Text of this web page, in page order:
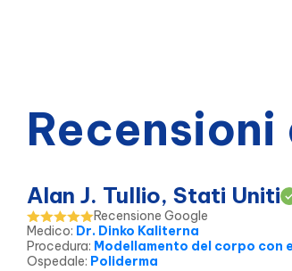
Alan J. Tullio, Stati Uniti
Recensione Google
Medico: Dr. Dinko Kaliterna
Procedura: Modellamento del corpo con
Ospedale: Poliderma